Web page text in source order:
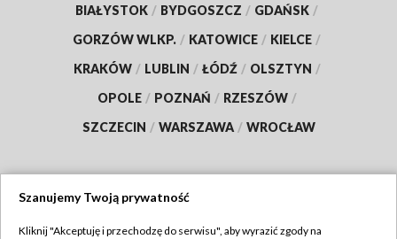
BIAŁYSTOK / BYDGOSZCZ / GDAŃSK /
GORZÓW WLKP. / KATOWICE / KIELCE /
KRAKÓW / LUBLIN / ŁÓDŹ / OLSZTYN /
OPOLE / POZNAŃ / RZESZÓW /
SZCZECIN / WARSZAWA / WROCŁAW
Szanujemy Twoją prywatność
Kliknij "Akceptuję i przechodzę do serwisu", aby wyrazić zgody na